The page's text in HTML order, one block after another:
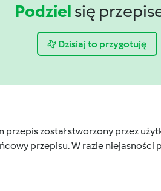
Podziel się
Dzisiaj to przygotuję
przepis został stworzony przez
przepisu. W razie niejasności